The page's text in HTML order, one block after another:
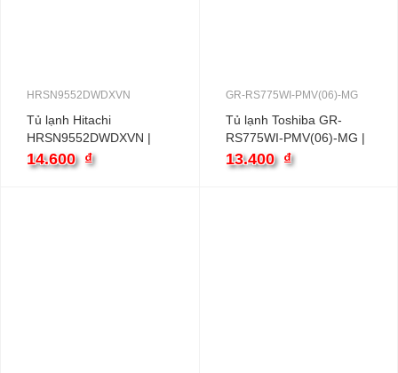
HRSN9552DWDXVN
Tủ lạnh Hitachi
HRSN9552DWDXVN |
525L 2 cánh inverter
14.600 ₫
GR-RS775WI-PMV(06)-MG
Tủ lạnh Toshiba GR-
RS775WI-PMV(06)-MG |
569L 2 cánh inverter
13.400 ₫